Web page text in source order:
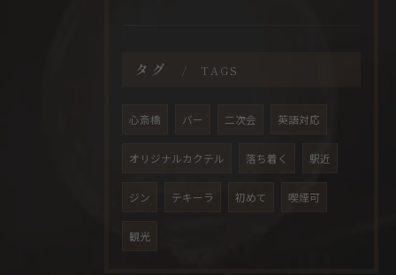
タグ TAGS
心斎橋 バー 二次会 英語対応
オリジナルカクテル 落ち着く 駅近
ジン テキーラ 初めて 喫煙可
観光